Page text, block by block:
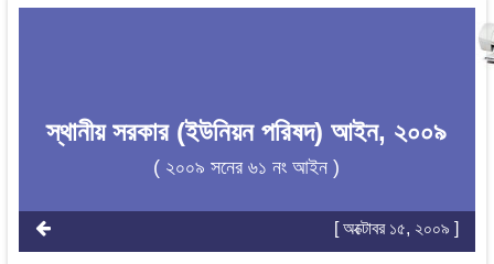
স্থানীয় সরকার (ইউনিয়ন পরিষদ) আইন, ২০০৯
( ২০০৯ সনের ৬১ নং আইন )
[ অক্টোবর ১৫, ২০০৯ ]